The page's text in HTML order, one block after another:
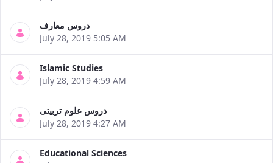
Higher
Bi-
Quarterly
Journal
of
Modern
Iranian
Studies
دروس معارف
July 28, 2019 5:05 AM
Islamic Studies
July 28, 2019 4:59 AM
دروس علوم تربیتی
July 28, 2019 4:27 AM
Educational Sciences